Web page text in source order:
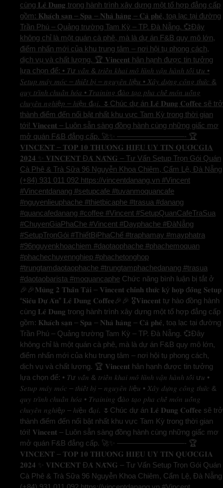
cùng 𝐋𝐞̂ 𝐃𝐮𝐧𝐠 trong hành trình xây dựng một tổ hợp đẳng cấp
gồm: 𝐊𝐡𝐚́𝐜𝐡 𝐬𝐚̣𝐧 – 𝐒𝐩𝐚 – 𝐍𝐡𝐚̀ 𝐡𝐚̀𝐧𝐠 – 𝐂𝐚̀ 𝐩𝐡𝐞̂, toạ lạc tại đường
Trần Phú – Quảng trường Tam Kỳ – TP. Đà Nẵng. 💞Đây
không chỉ là một quán cà phê, mà là dự án F&B quy mô lớn,
điểm nhấn mới của khu trung tâm – nơi hội tụ phong cách,
dịch vụ và chất lượng. 🏆 𝐕𝐢𝐧𝐜𝐞𝐧𝐭 hân hạnh được tin tưởng
lựa chọn để: • 𝑇ư 𝑣𝑎̂́𝑛 & 𝑡𝑟𝑖𝑒̂̉𝑛 𝑘ℎ𝑎𝑖 𝑚𝑜̂ ℎ𝑖̀𝑛ℎ 𝑣𝑎̣̂𝑛 ℎ𝑎̀𝑛ℎ 𝑡𝑜̂́𝑖 ư𝑢 •
𝑆𝑒𝑡𝑢𝑝 𝑚𝑎́𝑦 𝑚𝑜́𝑐 – 𝑡ℎ𝑖𝑒̂́𝑡 𝑏𝑖̣ – 𝑛𝑔𝑢𝑦𝑒̂𝑛 𝑙𝑖ệ𝑢 • 𝑋𝑎̂𝑦 𝑑𝑢̛̣𝑛𝑔 𝑐𝑜̂𝑛𝑔 𝑡ℎ𝑢̛́𝑐 &
𝑞𝑢𝑦 𝑡𝑟𝑖̀𝑛ℎ 𝑐ℎ𝑢𝑎̂̉𝑛 ℎ𝑜́𝑎 • 𝑇𝑟𝑎𝑖𝑛𝑖𝑛𝑔 đ𝑎̀𝑜 𝑡𝑎̣𝑜 𝑝ℎ𝑎 𝑐ℎ𝑒̂́ 𝑚𝑜́𝑛 𝑢𝑜̂́𝑛𝑔
𝑐ℎ𝑢𝑦𝑒̂𝑛 𝑛𝑔ℎ𝑖ệ𝑝 – ℎ𝑖ệ𝑛 đ𝑎̣𝑖. 🌷Chúc dự án 𝐋𝐞̂ 𝐃𝐮𝐧𝐠 𝐂𝐨𝐟𝐟𝐞𝐞 sẽ trở
thành điểm đến nổi bật nhất khu vực Tam Kỳ trong thời gian
tới! 𝐕𝐢𝐧𝐜𝐞𝐧𝐭 – Luôn sẵn sàng đồng hành cùng những giấc mơ
mở quán F&B đẳng cấp. 🚀✨ —————————- 🏆
𝐕𝐈𝐍𝐂𝐄𝐍𝐓 – 𝐓𝐎𝐏 𝟏𝟎 𝐓𝐇𝐔̛𝐎̛𝐍𝐆 𝐇𝐈𝐄̣̂𝐔 𝐔𝐘 𝐓𝐈́𝐍 𝐐𝐔𝐎̂́𝐂𝐆𝐈𝐀
𝟐𝟎𝟐𝟒 ✨ 𝐕𝐈𝐍𝐂𝐄𝐍𝐓 Đ𝐀̀ 𝐍𝐀̆̃𝐍𝐆 – Tư Vấn Setup Trọn Gói Quán
Cà Phê & Trà Sữa 96 Nguyễn Khoa Chiêm, Cẩm Lệ, Đà Nẵng
(+84) 931 011 092 https://vincentdanang.vn #Vincent
#Vincentdanang #setupcafe #tuvanmoquancafe
#nguyenlieuphache #thietbicaphe #trasua #danang
#quancafedanang #coffee #Vincent #SetupQuanCafeTraSua
#ChuyenGiaPhaChe #Vincent #Dayphache #ĐàNẵng
#SetupTrọnGói #ThiếtBịPhaChế #traphamay #mayphatra
#96nguyenkhoachiem #daotaophache #phachemoquan
#phachechuyennghiep #phachetonghop
#trungtamdaotaophache #trungtamphachedanang #trasua
#daotaobarista #moquancaphe Chức năng bình luận bị tắt ở
🎉🎉𝐌𝐮̀𝐧𝐠 𝟐 𝐓𝐡𝐚̂̀𝐧 𝐓𝐚̀𝐢 – 𝐕𝐢𝐧𝐜𝐞𝐧𝐭 𝐜𝐡𝐢́𝐧𝐡 𝐭𝐡𝐮̛́𝐜 𝐤ý 𝐡𝐨̛̣𝐩 đ𝐨̂̀𝐧𝐠 𝐒𝐞𝐭𝐮𝐩
“𝐒𝐢𝐞̂𝐮 𝐃𝐮̛̣ 𝐀́𝐧” 𝐋𝐞̂ 𝐃𝐮𝐧𝐠 𝐂𝐨𝐟𝐟𝐞𝐞🎉🎉 🎖️𝐕𝐢𝐧𝐜𝐞𝐧𝐭 tự hào đồng hành
cùng 𝐋𝐞̂ 𝐃𝐮𝐧𝐠 trong hành trình xây dựng một tổ hợp đẳng cấp
gồm: 𝐊𝐡𝐚́𝐜𝐡 𝐬𝐚̣𝐧 – 𝐒𝐩𝐚 – 𝐍𝐡𝐚̀ 𝐡𝐚̀𝐧𝐠 – 𝐂𝐚̀ 𝐩𝐡𝐞̂, toạ lạc tại đường
Trần Phú – Quảng trường Tam Kỳ – TP. Đà Nẵng. 💞Đây
không chỉ là một quán cà phê, mà là dự án F&B quy mô lớn,
điểm nhấn mới của khu trung tâm – nơi hội tụ phong cách,
dịch vụ và chất lượng. 🏆 𝐕𝐢𝐧𝐜𝐞𝐧𝐭 hân hạnh được tin tưởng
lựa chọn để: • 𝑇ư 𝑣𝑎̂́𝑛 & 𝑡𝑟𝑖𝑒̂̉𝑛 𝑘ℎ𝑎𝑖 𝑚𝑜̂ ℎ𝑖̀𝑛ℎ 𝑣𝑎̣̂𝑛 ℎ𝑎̀𝑛ℎ 𝑡𝑜̂́𝑖 ư𝑢 •
𝑆𝑒𝑡𝑢𝑝 𝑚𝑎́𝑦 𝑚𝑜́𝑐 – 𝑡ℎ𝑖𝑒̂́𝑡 𝑏𝑖̣ – 𝑛𝑔𝑢𝑦𝑒̂𝑛 𝑙𝑖ệ𝑢 • 𝑋𝑎̂𝑦 𝑑𝑢̛̣𝑛𝑔 𝑐𝑜̂𝑛𝑔 𝑡ℎ𝑢̛́𝑐 &
𝑞𝑢𝑦 𝑡𝑟𝑖̀𝑛ℎ 𝑐ℎ𝑢𝑎̂̉𝑛 ℎ𝑜́𝑎 • 𝑇𝑟𝑎𝑖𝑛𝑖𝑛𝑔 đ𝑎̀𝑜 𝑡𝑎̣𝑜 𝑝ℎ𝑎 𝑐ℎ𝑒̂́ 𝑚𝑜́𝑛 𝑢𝑜̂́𝑛𝑔
𝑐ℎ𝑢𝑦𝑒̂𝑛 𝑛𝑔ℎ𝑖ệ𝑝 – ℎ𝑖ệ𝑛 đ𝑎̣𝑖. 🌷Chúc dự án 𝐋𝐞̂ 𝐃𝐮𝐧𝐠 𝐂𝐨𝐟𝐟𝐞𝐞 sẽ trở
thành điểm đến nổi bật nhất khu vực Tam Kỳ trong thời gian
tới! 𝐕𝐢𝐧𝐜𝐞𝐧𝐭 – Luôn sẵn sàng đồng hành cùng những giấc mơ
mở quán F&B đẳng cấp. 🚀✨ —————————- 🏆
𝐕𝐈𝐍𝐂𝐄𝐍𝐓 – 𝐓𝐎𝐏 𝟏𝟎 𝐓𝐇𝐔̛𝐎̛𝐍𝐆 𝐇𝐈𝐄̣̂𝐔 𝐔𝐘 𝐓𝐈́𝐍 𝐐𝐔𝐎̂́𝐂𝐆𝐈𝐀
𝟐𝟎𝟐𝟒 ✨ 𝐕𝐈𝐍𝐂𝐄𝐍𝐓 Đ𝐀̀ 𝐍𝐀̆̃𝐍𝐆 – Tư Vấn Setup Trọn Gói Quán
Cà Phê & Trà Sữa 96 Nguyễn Khoa Chiêm, Cẩm Lệ, Đà Nẵng